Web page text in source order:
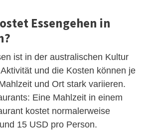
Essengehen in
ist in der australischen Kultur
und die Kosten können je
und Ort stark variieren.
Eine Mahlzeit in einem
kostet normalerweise
15 USD pro Person.